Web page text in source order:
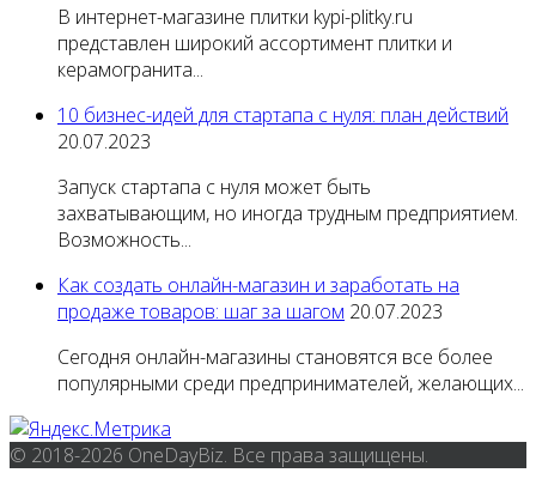
В интернет-магазине плитки kypi-plitky.ru
представлен широкий ассортимент плитки и
керамогранита...
10 бизнес-идей для стартапа с нуля: план действий
20.07.2023
Запуск стартапа с нуля может быть
захватывающим, но иногда трудным предприятием.
Возможность...
Как создать онлайн-магазин и заработать на
продаже товаров: шаг за шагом 20.07.2023
Сегодня онлайн-магазины становятся все более
популярными среди предпринимателей, желающих...
© 2018-2026 OneDayBiz. Все права защищены.